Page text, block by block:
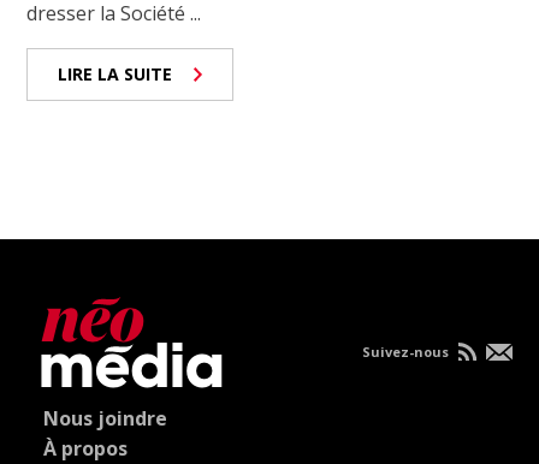
dresser la Société ...
LIRE LA SUITE
Nous joindre
À propos
Suivez-nous